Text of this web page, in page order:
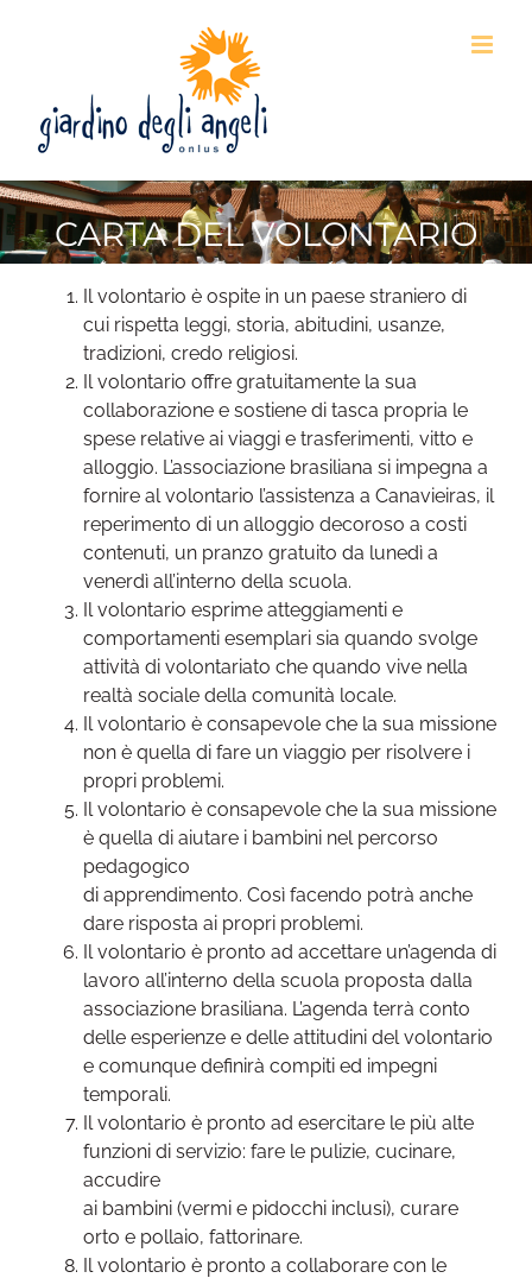
CARTA DEL VOLONTARIO
Il volontario è ospite in un paese straniero di
cui rispetta leggi, storia, abitudini, usanze,
tradizioni, credo religiosi.
Il volontario offre gratuitamente la sua
collaborazione e sostiene di tasca propria le
spese relative ai viaggi e trasferimenti, vitto e
alloggio. L’associazione brasiliana si impegna a
fornire al volontario l’assistenza a Canavieiras, il
reperimento di un alloggio decoroso a costi
contenuti, un pranzo gratuito da lunedì a
venerdì all’interno della scuola.
Il volontario esprime atteggiamenti e
comportamenti esemplari sia quando svolge
attività di volontariato che quando vive nella
realtà sociale della comunità locale.
Il volontario è consapevole che la sua missione
non è quella di fare un viaggio per risolvere i
propri problemi.
Il volontario è consapevole che la sua missione
è quella di aiutare i bambini nel percorso
pedagogico
di apprendimento. Così facendo potrà anche
dare risposta ai propri problemi.
Il volontario è pronto ad accettare un’agenda di
lavoro all’interno della scuola proposta dalla
associazione brasiliana. L’agenda terrà conto
delle esperienze e delle attitudini del volontario
e comunque definirà compiti ed impegni
temporali.
Il volontario è pronto ad esercitare le più alte
funzioni di servizio: fare le pulizie, cucinare,
accudire
ai bambini (vermi e pidocchi inclusi), curare
orto e pollaio, fattorinare.
Il volontario è pronto a collaborare con le